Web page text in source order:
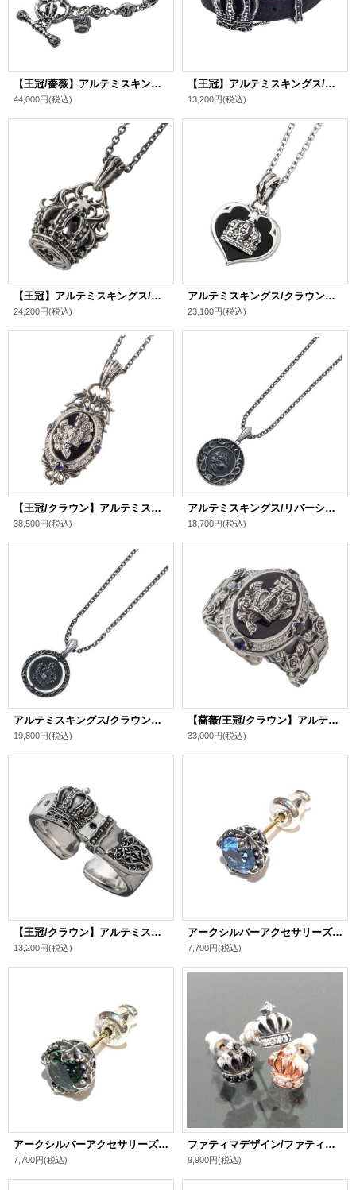
【王冠/薔薇】アルテミスキングス/ローズクラウンブレスレット シルバ－925 メンズ ブランド
44,000円(税込)
【王冠】アルテミスキングス/クラウンレザーブレスレット ブランド
13,200円(税込)
【王冠】アルテミスキングス/ノーブルクラウンペンダント シルバ－925 メンズ ブランド
24,200円(税込)
アルテミスキングス/クラウンハートペンダント シルバ－925 メンズ ブランド
23,100円(税込)
【王冠/クラウン】アルテミスキングス/黒薔薇ペンダント シルバ－925 メンズ ブランド
38,500円(税込)
アルテミスキングス/リバーシブルコインペンダント シルバ－925 メンズ ブランド
18,700円(税込)
アルテミスキングス/クラウンローテーションペンダント シルバ－925 メンズ ブランド
19,800円(税込)
【薔薇/王冠/クラウン】アルテミスキングス/黒薔薇リング シルバ－925 メンズ ブランド
33,000円(税込)
【王冠/クラウン】アルテミスキングス/クラウンベルトリング シルバ－925 メンズ ブランド
13,200円(税込)
アークシルバーアクセサリーズ/ロイヤルクラウンピアス（ブルートパーズ） メンズ ブランド シルバーピアス
7,700円(税込)
アークシルバーアクセサリーズ/ロイヤルクラウンピアス（グリーンクォーツ） メンズ ブランド シルバーピアス
7,700円(税込)
ファティマデザイン/ファティマ・クラウン ピアス
9,900円(税込)